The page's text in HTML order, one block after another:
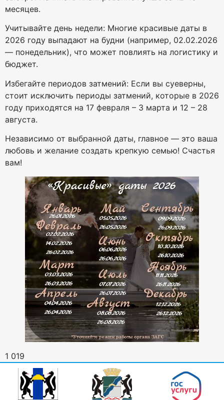
месяцев.
Учитывайте день недели: Многие красивые даты в
2026 году выпадают на будни (например, 02.02.2026
— понедельник), что может повлиять на логистику и
бюджет.
Избегайте периодов затмений: Если вы суеверны,
стоит исключить периоды затмений, которые в 2026
году приходятся на 17 февраля – 3 марта и 12 – 28
августа.
Независимо от выбранной даты, главное — это ваша
любовь и желание создать крепкую семью! Счастья
вам!
1 019